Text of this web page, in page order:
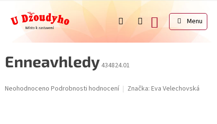
obsah
NÁKUPNÍ
KOŠÍK
Enneavhledy 434824.01
Průměrné
Neohodnoceno Podrobnosti hodnocení Značka: Eva Velechovská